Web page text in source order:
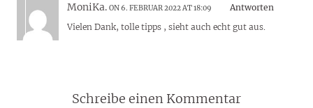
MoniKa. ON 6. FEBRUAR 2022 AT 18:09
Antworten
Vielen Dank, tolle tipps , sieht auch echt gut aus.
Schreibe einen Kommentar